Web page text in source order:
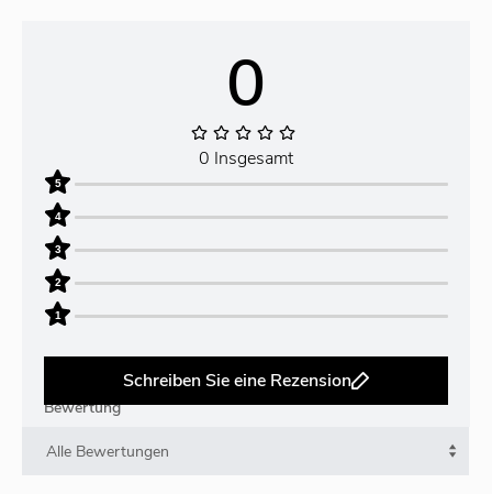
0
0 Insgesamt
5
4
3
2
1
Schreiben Sie eine Rezension
Bewertung